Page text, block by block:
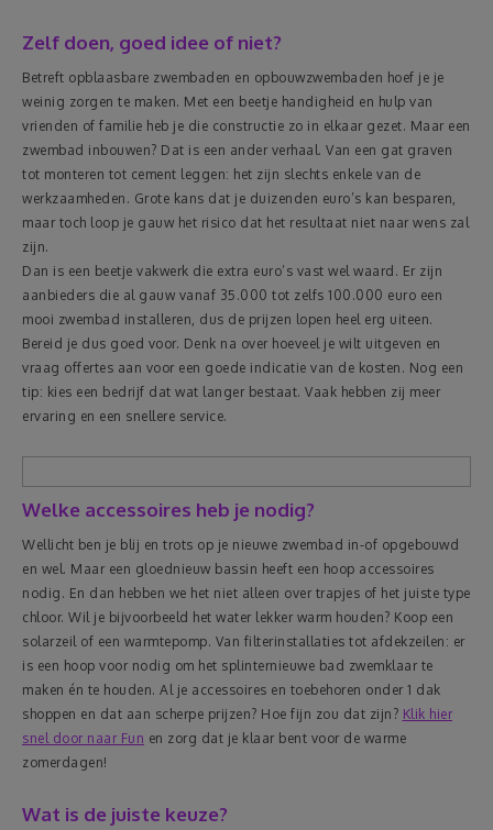
Zelf doen, goed idee of niet?
Betreft opblaasbare zwembaden en opbouwzwembaden hoef je je
weinig zorgen te maken. Met een beetje handigheid en hulp van
vrienden of familie heb je die constructie zo in elkaar gezet. Maar een
zwembad inbouwen? Dat is een ander verhaal. Van een gat graven
tot monteren tot cement leggen: het zijn slechts enkele van de
werkzaamheden. Grote kans dat je duizenden euro’s kan besparen,
maar toch loop je gauw het risico dat het resultaat niet naar wens zal
zijn.
Dan is een beetje vakwerk die extra euro’s vast wel waard. Er zijn
aanbieders die al gauw vanaf 35.000 tot zelfs 100.000 euro een
mooi zwembad installeren, dus de prijzen lopen heel erg uiteen.
Bereid je dus goed voor. Denk na over hoeveel je wilt uitgeven en
vraag offertes aan voor een goede indicatie van de kosten. Nog een
tip: kies een bedrijf dat wat langer bestaat. Vaak hebben zij meer
ervaring en een snellere service.
Welke accessoires heb je nodig?
Wellicht ben je blij en trots op je nieuwe zwembad in-of opgebouwd
en wel. Maar een gloednieuw bassin heeft een hoop accessoires
nodig. En dan hebben we het niet alleen over trapjes of het juiste type
chloor. Wil je bijvoorbeeld het water lekker warm houden? Koop een
solarzeil of een warmtepomp. Van filterinstallaties tot afdekzeilen: er
is een hoop voor nodig om het splinternieuwe bad zwemklaar te
maken én te houden. Al je accessoires en toebehoren onder 1 dak
shoppen en dat aan scherpe prijzen? Hoe fijn zou dat zijn? Klik hier
snel door naar Fun en zorg dat je klaar bent voor de warme
zomerdagen!
Wat is de juiste keuze?